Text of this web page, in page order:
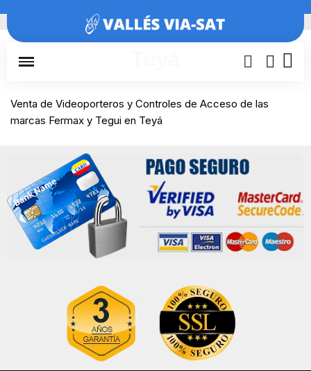
Venta de Videoporteros y Controles de Acceso de las
marcas Fermax y Tegui en Teyá